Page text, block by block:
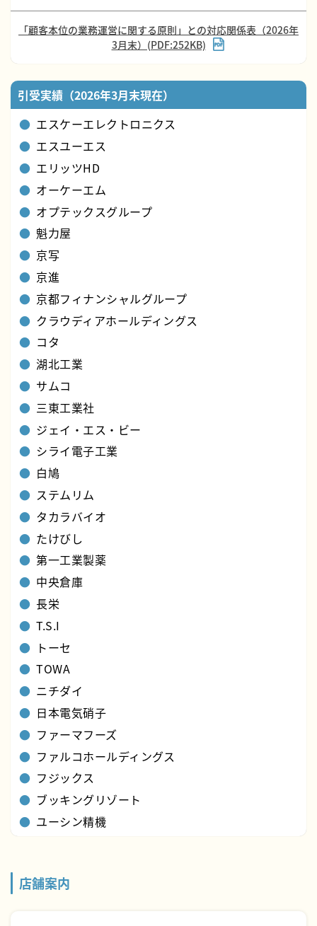
「顧客本位の業務運営に関する原則」との対応関係表（2026年
3月末）(PDF:252KB)
引受実績（2026年3月末現在）
エスケーエレクトロニクス
エスユーエス
エリッツHD
オーケーエム
オプテックスグループ
魁力屋
京写
京進
京都フィナンシャルグループ
クラウディアホールディングス
コタ
湖北工業
サムコ
三東工業社
ジェイ・エス・ビー
シライ電子工業
白鳩
ステムリム
タカラバイオ
たけびし
第一工業製薬
中央倉庫
長栄
T.S.I
トーセ
TOWA
ニチダイ
日本電気硝子
ファーマフーズ
ファルコホールディングス
フジックス
ブッキングリゾート
ユーシン精機
店舗案内